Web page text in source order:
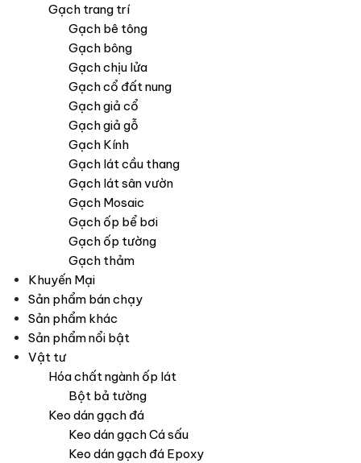
Gạch trang trí
Gạch bê tông
Gạch bông
Gạch chịu lửa
Gạch cổ đất nung
Gạch giả cổ
Gạch giả gỗ
Gạch Kính
Gạch lát cầu thang
Gạch lát sân vườn
Gạch Mosaic
Gạch ốp bể bơi
Gạch ốp tường
Gạch thảm
Khuyến Mại
Sản phẩm bán chạy
Sản phẩm khác
Sản phẩm nổi bật
Vật tư
Hóa chất ngành ốp lát
Bột bả tường
Keo dán gạch đá
Keo dán gạch Cá sấu
Keo dán gạch đá Epoxy